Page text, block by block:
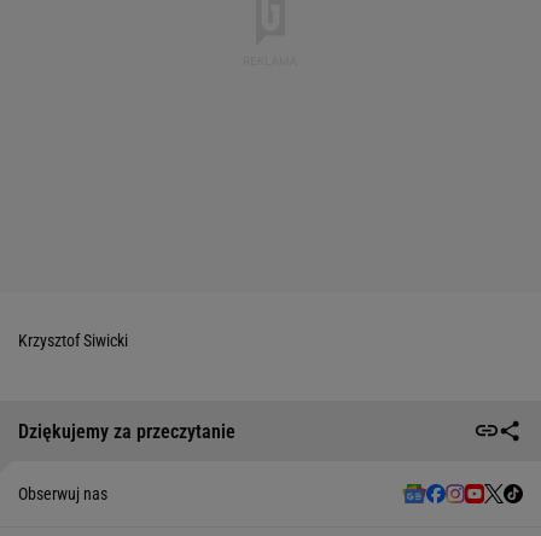
Krzysztof Siwicki
Dziękujemy za przeczytanie
Obserwuj nas